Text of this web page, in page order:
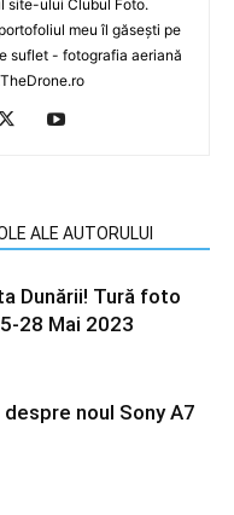
site-ului Clubul Foto.
meu îl găsești pe
suflet - fotografia aeriană
ALE AUTORULUI
Dunării! Tură foto
28 Mai 2023
noul Sony A7